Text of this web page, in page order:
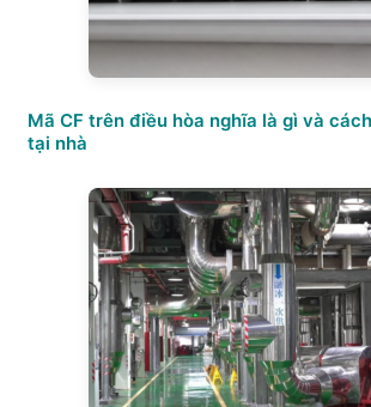
Mã CF trên điều hòa nghĩa là gì và
tại nhà